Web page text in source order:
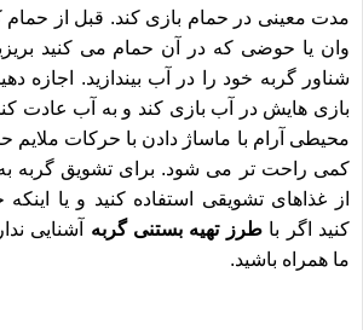
مدت معینی در حمام بازی کند. قبل از حمام
وان یا حوضی که در آن حمام می کنید
شناور گربه خود را در آب بیندازید. اجازه
بازی هایش در آب بازی کند و به آب عادت
محیطی آرام با ماساژ دادن با حرکات ملایم
کمی راحت تر می شود. برای تشویق گربه به
از غذاهای تشویقی استفاده کنید و یا
کنید اگر باطرز تهیه بستنی گربه آشنایی
ما همراه باشید.